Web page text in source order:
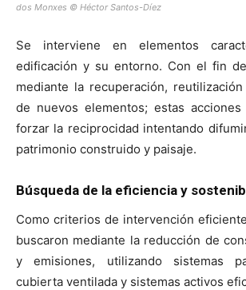
dos Monxes © Héctor Santos-Díez
Se interviene en elementos
edificación y su entorno. Con el fin
mediante la recuperación,
de nuevos elementos; estas
forzar la reciprocidad intentando
patrimonio construido y paisaje.
Búsqueda de la eficiencia y
Como criterios de intervención
buscaron mediante la reducción de
y emisiones, utilizando sistemas
cubierta ventilada y sistemas activos